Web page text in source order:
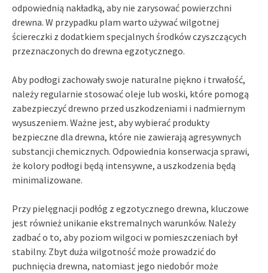
odpowiednią nakładką, aby nie zarysować powierzchni
drewna. W przypadku plam warto używać wilgotnej
ściereczki z dodatkiem specjalnych środków czyszczących
przeznaczonych do drewna egzotycznego.
Aby podłogi zachowały swoje naturalne piękno i trwałość,
należy regularnie stosować oleje lub woski, które pomogą
zabezpieczyć drewno przed uszkodzeniami i nadmiernym
wysuszeniem. Ważne jest, aby wybierać produkty
bezpieczne dla drewna, które nie zawierają agresywnych
substancji chemicznych. Odpowiednia konserwacja sprawi,
że kolory podłogi będą intensywne, a uszkodzenia będą
minimalizowane.
Przy pielęgnacji podłóg z egzotycznego drewna, kluczowe
jest również unikanie ekstremalnych warunków. Należy
zadbać o to, aby poziom wilgoci w pomieszczeniach był
stabilny. Zbyt duża wilgotność może prowadzić do
puchnięcia drewna, natomiast jego niedobór może